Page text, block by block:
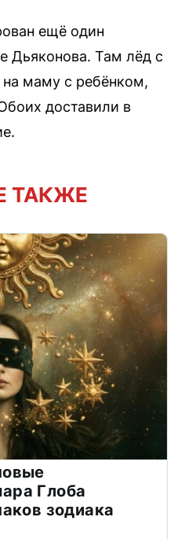
ещё один
Дьяконова. Там лёд с
на маму с ребёнком,
доставили в
ТАКЖЕ
Глоба
зодиака